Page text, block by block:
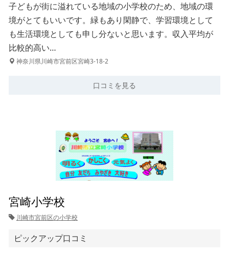
子どもが街に溢れている地域の小学校のため、地域の環
境がとてもいいです。緑もあり閑静で、学習環境として
も生活環境としても申し分ないと思います。収入平均が
比較的高い…
神奈川県川崎市宮前区宮崎3-18-2
口コミを見る
宮崎小学校
川崎市宮前区の小学校
ピックアップ口コミ